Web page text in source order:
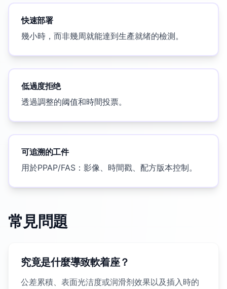
快速部署
幾小時，而非幾周就能達到生產就绪的檢測。
低過度拒绝
透過調整的阈值和時間投票。
可追溯的工件
用於PPAP/FAS：影像、時間戳、配方版本控制。
常見問題
究竟是什麼導致軟着座？
公差累積、表面光洁度或润滑剂效果以及插入時的